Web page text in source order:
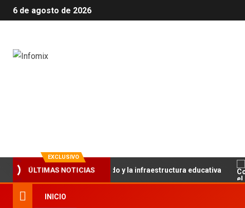
6 de agosto de 2026
EXCLUSIVO
ÚLTIMAS NOTICIAS
el trabajo articulado y la infraestructura educativa
INICIO